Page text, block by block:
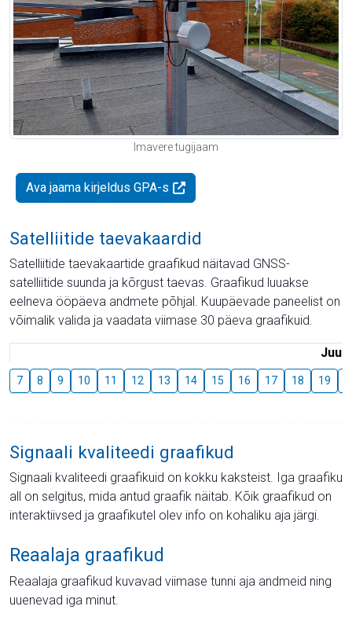
Imavere tugijaam
Ava jaama kirjeldus GPA-s
Satelliitide taevakaardid
Satelliitide taevakaartide graafikud näitavad GNSS-
satelliitide suunda ja kõrgust taevas. Graafikud luuakse
eelneva ööpäeva andmete põhjal. Kuupäevade paneelist on
võimalik valida ja vaadata viimase 30 päeva graafikuid.
Juuli
7 8 9 10 11 12 13 14 15 16 17 18 19
Signaali kvaliteedi graafikud
Signaali kvaliteedi graafikuid on kokku kaksteist. Iga graafiku
all on selgitus, mida antud graafik näitab. Kõik graafikud on
interaktiivsed ja graafikutel olev info on kohaliku aja järgi.
Reaalaja graafikud
Reaalaja graafikud kuvavad viimase tunni aja andmeid ning
uuenevad iga minut.